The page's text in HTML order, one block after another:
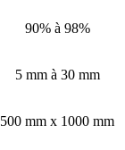
90% à 98%
5 mm à 30 mm
500 mm x 1000 mm